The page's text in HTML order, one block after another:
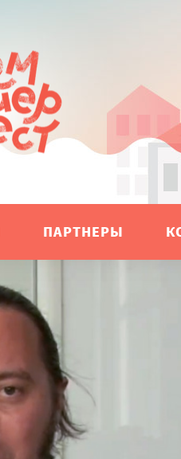
ПАРТНЕРЫ